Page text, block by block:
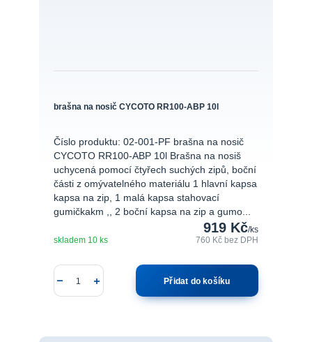
brašna na nosič CYCOTO RR100-ABP 10l
Číslo produktu: 02-001-PF brašna na nosič
CYCOTO RR100-ABP 10l Brašna na nosiš
uchycená pomocí čtyřech suchých zipů, boční
části z omývatelného materiálu 1 hlavní kapsa
kapsa na zip, 1 malá kapsa stahovací
gumičkakm ,, 2 boční kapsa na zip a gumo...
919 Kč/ks
760 Kč bez DPH
skladem 10 ks
Přidat do košíku